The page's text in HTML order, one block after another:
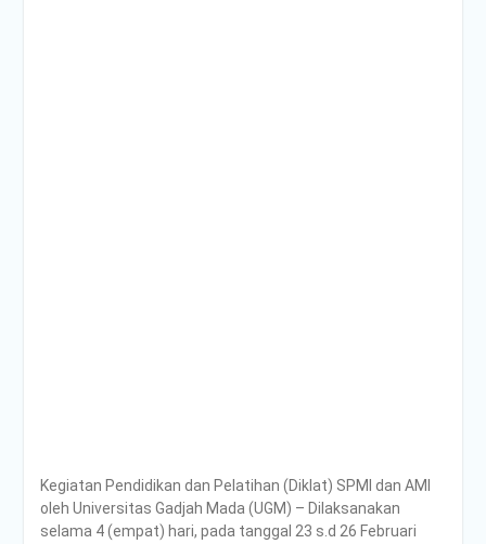
Kegiatan Pendidikan dan Pelatihan (Diklat) SPMI dan AMI
oleh Universitas Gadjah Mada (UGM) – Dilaksanakan
selama 4 (empat) hari, pada tanggal 23 s.d 26 Februari